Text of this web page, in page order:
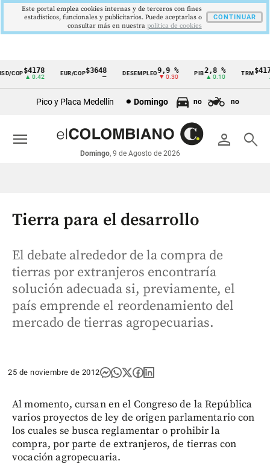
Cintillo
económicos
Colombia
COP$4178
▲ 0.42
EUR/COP$3648 DESEMPLEO 9,9 %
▼ 0.30
PIB2,8 %
▲ 0.10
TRM
▲
Pico y Placa Medellín Domingo no no
person search
Domingo, 9 de Agosto de 2026
menu
Tierra para el desarrollo
El debate alrededor de la compra de
tierras por extranjeros encontraría
solución adecuada si, previamente, el
país emprende el reordenamiento del
mercado de tierras agropecuarias.
25 de noviembre de 2012
Al momento, cursan en el Congreso de la República
varios proyectos de ley de origen parlamentario con
los cuales se busca reglamentar o prohibir la
compra, por parte de extranjeros, de tierras con
vocación agropecuaria.
Este portal emplea cookies internas y de terceros con fines
estadísticos, funcionales y publicitarios. Puede aceptarlas o
consultar más en nuestra politica de cookies
CONTINUAR